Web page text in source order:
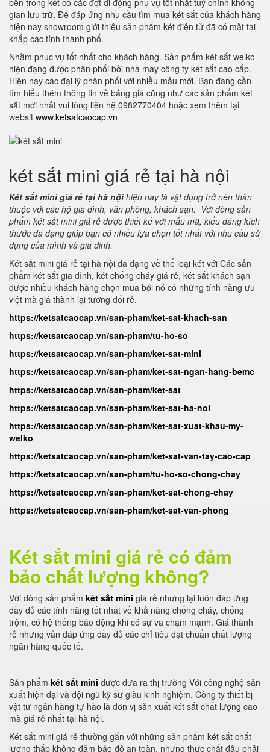
bên trong két có các đợt di động phụ vụ tốt nhất tuỳ chỉnh không
gian lưu trữ. Để đáp ứng nhu cầu tìm mua két sắt của khách hàng
hiện nay showroom giới thiệu sản phẩm két điện tử đã có mặt tại
khắp các tỉnh thành phố.
Nhằm phục vụ tốt nhất cho khách hàng. Sản phẩm két sắt welko
hiện đạng được phân phối bởi nhà máy công ty két sắt cao cấp.
Hiện nay các đại lý phân phối với nhiều mẫu mới. Bạn đang cần
tìm hiểu thêm thông tin về bảng giá cũng như các sản phẩm két
sắt mới nhất vui lòng liên hệ 0982770404 hoặc xem thêm tại
websit www.ketsatcaocap.vn
két sắt mini giá rẻ tại hà nội
Két sắt mini giá rẻ tại hà nộihiện nay là vật dụng trở nên thân
thuộc với các hộ gia đình, văn phòng, khách sạn. Với dòng sản
phẩm két sắt mini giá rẻ được thiết kế với mẫu mã, kiểu dáng kích
thước đa dạng giúp bạn có nhiều lựa chọn tốt nhất với nhu cầu sử
dụng của mình và gia đinh.
Két sắt mini giá rẻ tại hà nội đa dạng về thể loại két với Các sản
phẩm két sắt gia đình, két chống cháy giá rẻ, két sắt khách sạn
được nhiều khách hàng chọn mua bởi nó có những tính năng ưu
việt mà giá thành lại tương đối rẻ.
https://ketsatcaocap.vn/san-pham/ket-sat-khach-san
https://ketsatcaocap.vn/san-pham/tu-ho-so
https://ketsatcaocap.vn/san-pham/ket-sat-mini
https://ketsatcaocap.vn/san-pham/ket-sat-ngan-hang-bemc
https://ketsatcaocap.vn/san-pham/ket-sat
https://ketsatcaocap.vn/san-pham/ket-sat-ha-noi
https://ketsatcaocap.vn/san-pham/ket-sat-xuat-khau-my-
welko
https://ketsatcaocap.vn/san-pham/ket-sat-van-tay-cao-cap
https://ketsatcaocap.vn/san-pham/tu-ho-so-chong-chay
https://ketsatcaocap.vn/san-pham/ket-sat-chong-chay
https://ketsatcaocap.vn/san-pham/ket-sat-van-phong
Két sắt mini giá rẻ có đảm
bảo chất lượng không?
Với dòng sản phẩm két sắt mini giá rẻ nhưng lại luôn đáp ứng
đầy đủ các tính năng tốt nhất về khả năng chống cháy, chống
trộm, có hệ thống báo động khi có sự va chạm mạnh. Giá thành
rẻ nhưng vẫn đáp ứng đầy đủ các chỉ tiêu đạt chuẩn chất lượng
ngân hàng quốc tế.
Sản phẩm két sắt mini được đưa ra thị trường Với công nghệ sản
xuất hiện đại và đội ngũ kỹ sư giàu kinh nghiệm. Công ty thiết bị
vật tư ngân hàng tự hào là đơn vị sản xuất két sắt chất lượng cao
mà giá rẻ nhất tại hà nội.
Két sắt mini giá rẻ thường gắn với những sản phẩm két sắt chất
lượng thấp không đảm bảo độ an toàn, nhưng thực chất đâu phải